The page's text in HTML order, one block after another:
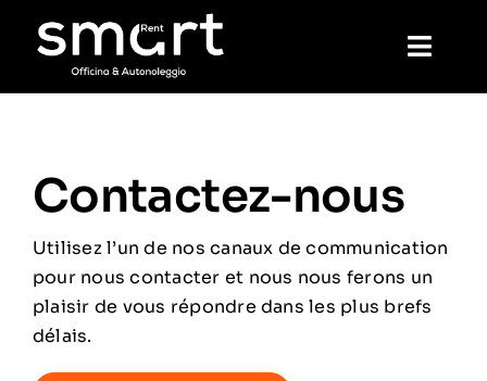
De location
Mécanique
Contactez-nous
Utilisez l’un de nos canaux de communication
pour nous contacter et nous nous ferons un
plaisir de vous répondre dans les plus brefs
délais.